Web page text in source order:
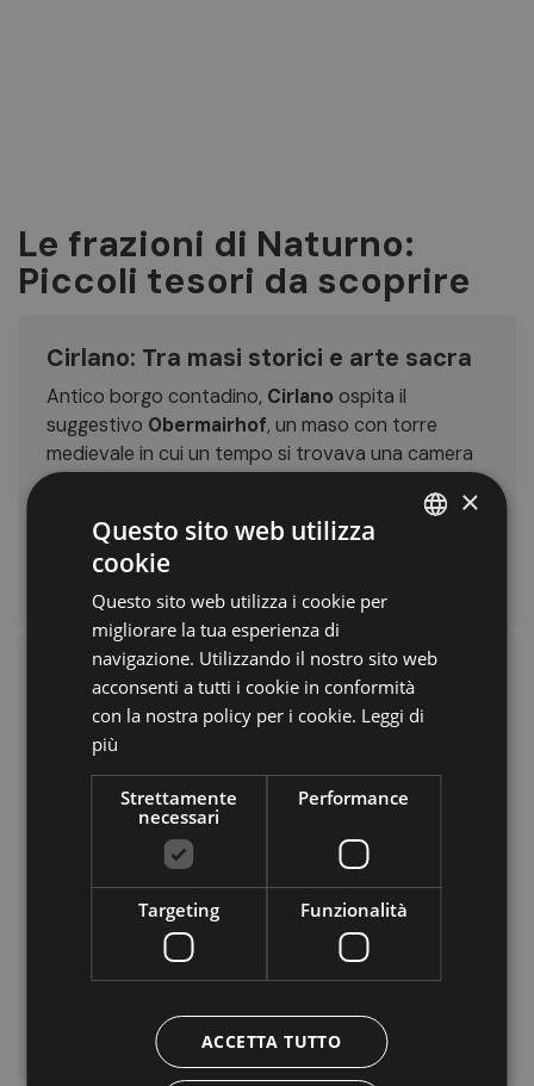
Le frazioni di Naturno:
Piccoli tesori da scoprire
Cirlano: Tra masi storici e arte sacra
Antico borgo contadino, Cirlano ospita il
suggestivo Obermairhof, un maso con torre
medievale in cui un tempo si trovava una camera
di tortura. Qui si trova anche la
, con il suo slanciato campanile gotico e
affreschi di Simon Ybertracher, artista
nativo del luogo.
Plaus: Tra storia, arte e natura
Il nomePlausderiva dal latinoPalus (palude), un
richiamo al suo passato acquitrinoso. Citato già
nel 1270, questo villaggio custodisce laChiesa di
Sant’Ulrico, con una torre romanica e affreschi
Imperdibile è ilcimitero monumentale
scene della danza macabra, dipinte da
Luis Stefan Stecher
. Plaus ospita inoltre il
Centro Visite del Parco Naturale Gruppo di
Tessa, ideale punto di partenza per esplorare la
ENGLISH
×
Questo sito web utilizza
cookie
Questo sito web utilizza i cookie per
migliorare la tua esperienza di
navigazione. Utilizzando il nostro sito web
acconsenti a tutti i cookie in conformità
con la nostra policy per i cookie. Leggi di
più
Strettamente
necessari
Performance
Targeting Funzionalità
ACCETTA TUTTO